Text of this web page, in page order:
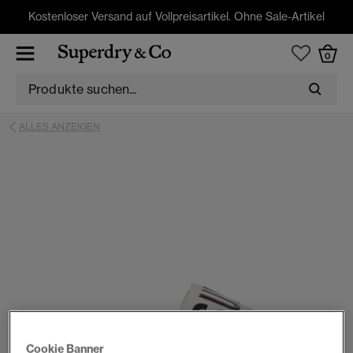
Kostenloser Versand auf Vollpreisartikel. Ohne Sale-Artikel
0
ALLES ANZEIGEN
Cookie Banner